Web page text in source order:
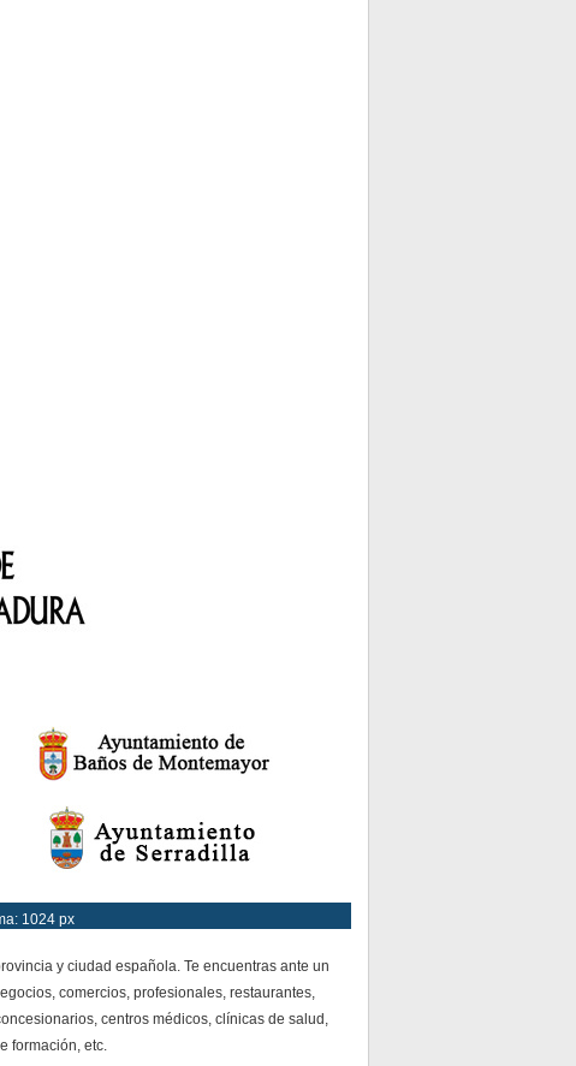
1024 px
y ciudad española. Te encuentras ante un
comercios, profesionales, restaurantes,
centros médicos, clínicas de salud,
formación, etc.